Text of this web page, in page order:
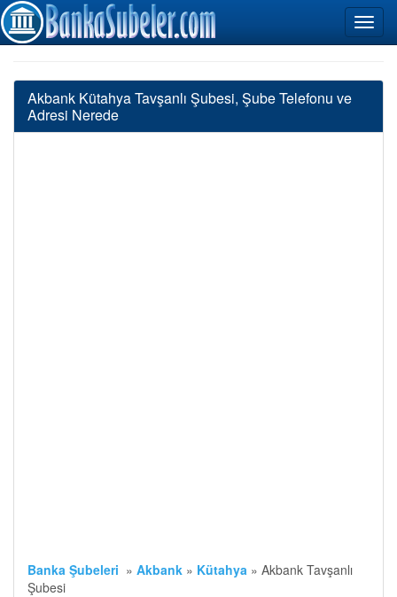
Akbank Kütahya Tavşanlı Şubesi, Şube Telefonu ve
Adresi Nerede
Banka Şubeleri » Akbank » Kütahya » Akbank Tavşanlı
Şubesi